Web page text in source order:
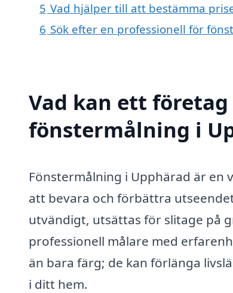
5 Vad hjälper till att bestämma
6 Sök efter en professionell för
Vad kan ett
fönstermålning i
Fönstermålning i Upphärad är
att bevara och förbättra
utvändigt, utsättas för slitage på
professionell målare med
än bara färg; de kan förlänga
i ditt hem.